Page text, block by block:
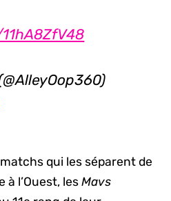
qui les séparent de
à l’Ouest, lesMavs